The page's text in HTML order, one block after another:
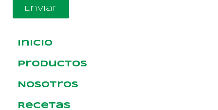
Enviar
Inicio
Productos
Nosotros
Recetas